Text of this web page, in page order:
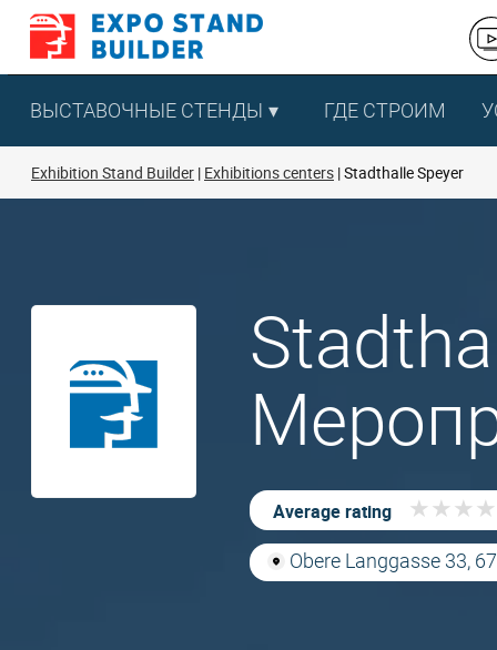
Перейти
содержанию
ВЫСТАВОЧНЫЕ СТЕНДЫ ГДЕ СТРОИМ
Exhibition Stand Builder Exhibitions centers Stadthalle Speyer
Average rating ★ ★ ★ ★
★ ★ ★ ★
Obere Langgasse 33,